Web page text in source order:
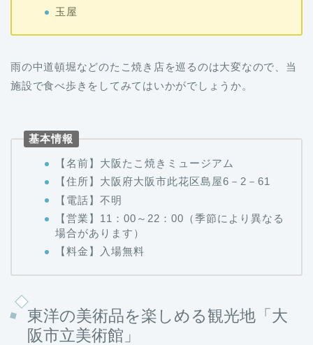
玉屋
雨の中道頓堀などのたこ焼き店を巡るのは大変なので、当
施設で食べ歩きをしてみてはいかがでしょうか。
基本情報
【名前】大阪たこ焼きミュージアム
【住所】大阪府大阪市此花区島屋6－2－61
【電話】不明
【営業】11：00～22：00（季節により異なる
場合があります）
【料金】入場無料
東洋の美術品を楽しめる観光地「大
阪市立美術館」